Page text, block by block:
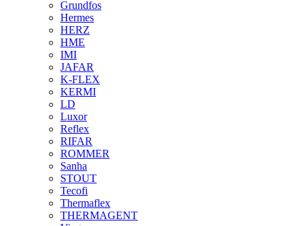
Grundfos
Hermes
HERZ
HME
IMI
JAFAR
K-FLEX
KERMI
LD
Luxor
Reflex
RIFAR
ROMMER
Sanha
STOUT
Tecofi
Thermaflex
THERMAGENT